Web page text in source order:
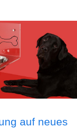
auf neues